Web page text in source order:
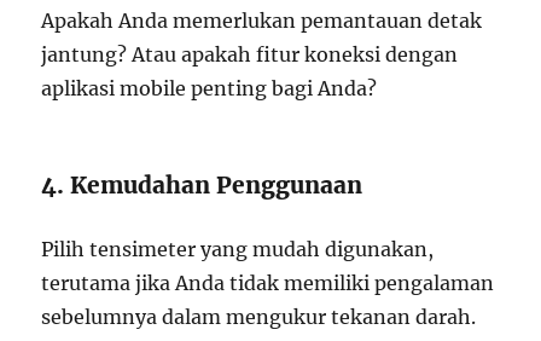
Apakah Anda memerlukan pemantauan detak
jantung? Atau apakah fitur koneksi dengan
aplikasi mobile penting bagi Anda?
4. Kemudahan Penggunaan
Pilih tensimeter yang mudah digunakan,
terutama jika Anda tidak memiliki pengalaman
sebelumnya dalam mengukur tekanan darah.